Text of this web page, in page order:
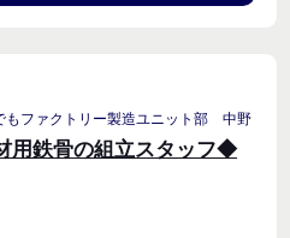
もファクトリー製造ユニット部 中野
用鉄骨の組立スタッフ◆